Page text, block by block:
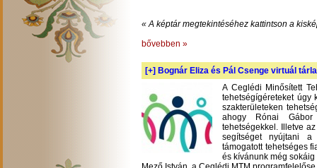
« A képtár megtekintéséhez kattintson a
bővebben »
[+] Bognár Eliza és Pál Csenge virtuál
A Ceglédi Minősített
tehetségígéreteket úgy
szakterületeken
ahogy Rónai Gábor
tehetségekkel. Illetve
segítséget nyújtani a
támogatott tehetséges
és kívánunk még